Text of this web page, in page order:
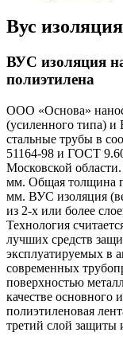
Вус изоляция
ВУС изоляция
полиэтилена
ООО «Основа»
(усиленного типа) и
стальные трубы в
51164-98 и ГОСТ
Московской
мм. Общая толщина
мм. ВУС изоляция
из 2-х или более
Технология
лучших средств
эксплуатируемых в
современных
поверхностью
качестве основного
полиэтиленовая
третий слой защиты